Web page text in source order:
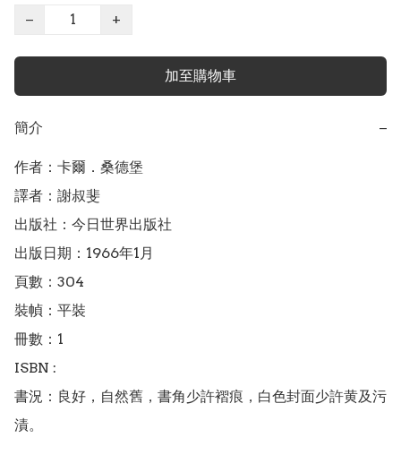
−
+
加至購物車
簡介 −
作者：卡爾．桑德堡
譯者：謝叔斐
出版社：今日世界出版社
出版日期：1966年1月
頁數：304
裝幀：平裝
冊數：1
ISBN :
書況：良好，自然舊，書角少許褶痕，白色封面少許黄及污
漬。